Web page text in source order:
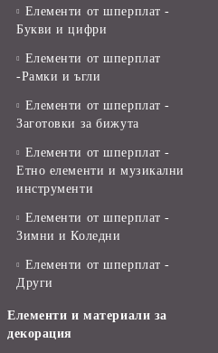
Елементи от шперплат -
Букви и цифри
Елементи от шперплат
-Рамки и ъгли
Елементи от шперплат -
Заготовки за бижута
Елементи от шперплат -
Етно елементи и музикални
инструменти
Елементи от шперплат -
Зимни и Коледни
Елементи от шперплат -
Други
Елементи и материали за
декорация